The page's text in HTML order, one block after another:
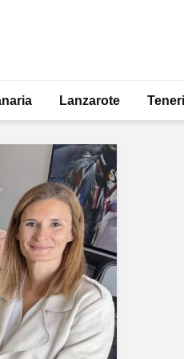
Lanzarote